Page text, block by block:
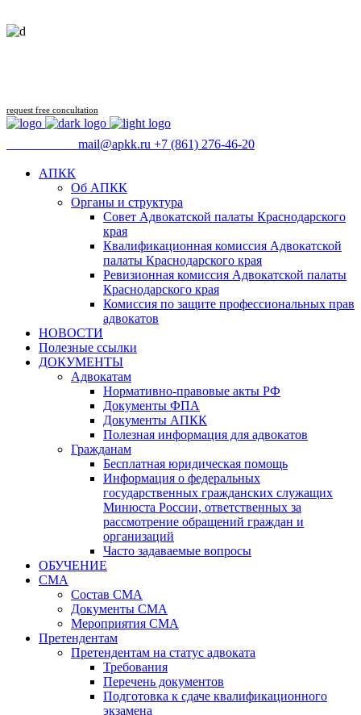
request free concultation
mail@apkk.ru +7 (861) 276-46-20
АПКК
Об АПКК
Органы и структура
Совет Адвокатской палаты Краснодарского
края
Квалификационная комиссия Адвокатской
палаты Краснодарского края
Ревизионная комиссия Адвокатской палаты
Краснодарского края
Комиссия по защите профессиональных прав
адвокатов
НОВОСТИ
Полезные ссылки
ДОКУМЕНТЫ
Адвокатам
Нормативно-правовые акты РФ
Документы ФПА
Документы АПКК
Полезная информация для адвокатов
Гражданам
Бесплатная юридическая помощь
Информация о федеральных
государственных гражданских служащих
Минюста России, ответственных за
рассмотрение обращений граждан и
организаций
Часто задаваемые вопросы
ОБУЧЕНИЕ
СМА
Состав СМА
Документы СМА
Мероприятия СМА
Претендентам
Претендентам на статус адвоката
Требования
Перечень документов
Подготовка к сдаче квалификационного
экзамена